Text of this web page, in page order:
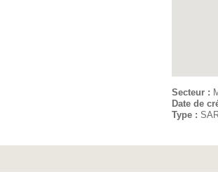
Secteur :
Date de
Type :